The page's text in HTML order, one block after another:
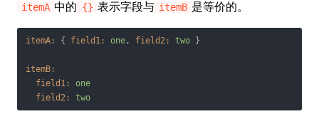
itemA 中的 {} 表示字段与 itemB 是等价的。
itemA: { field1: one, field2: two }
itemB:
field1:
one
field2:
two